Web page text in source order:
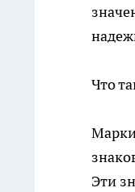
Что
Эти